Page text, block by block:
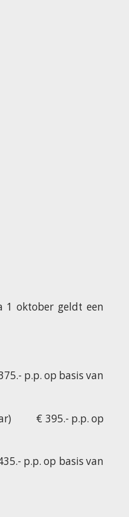
1 oktober geldt een
p.p. op basis van
€ 395.- p.p. op
p.p. op basis van